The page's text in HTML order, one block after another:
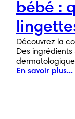
bébé :
Découvrez la
Des
la peau fragile
En savoir plus...